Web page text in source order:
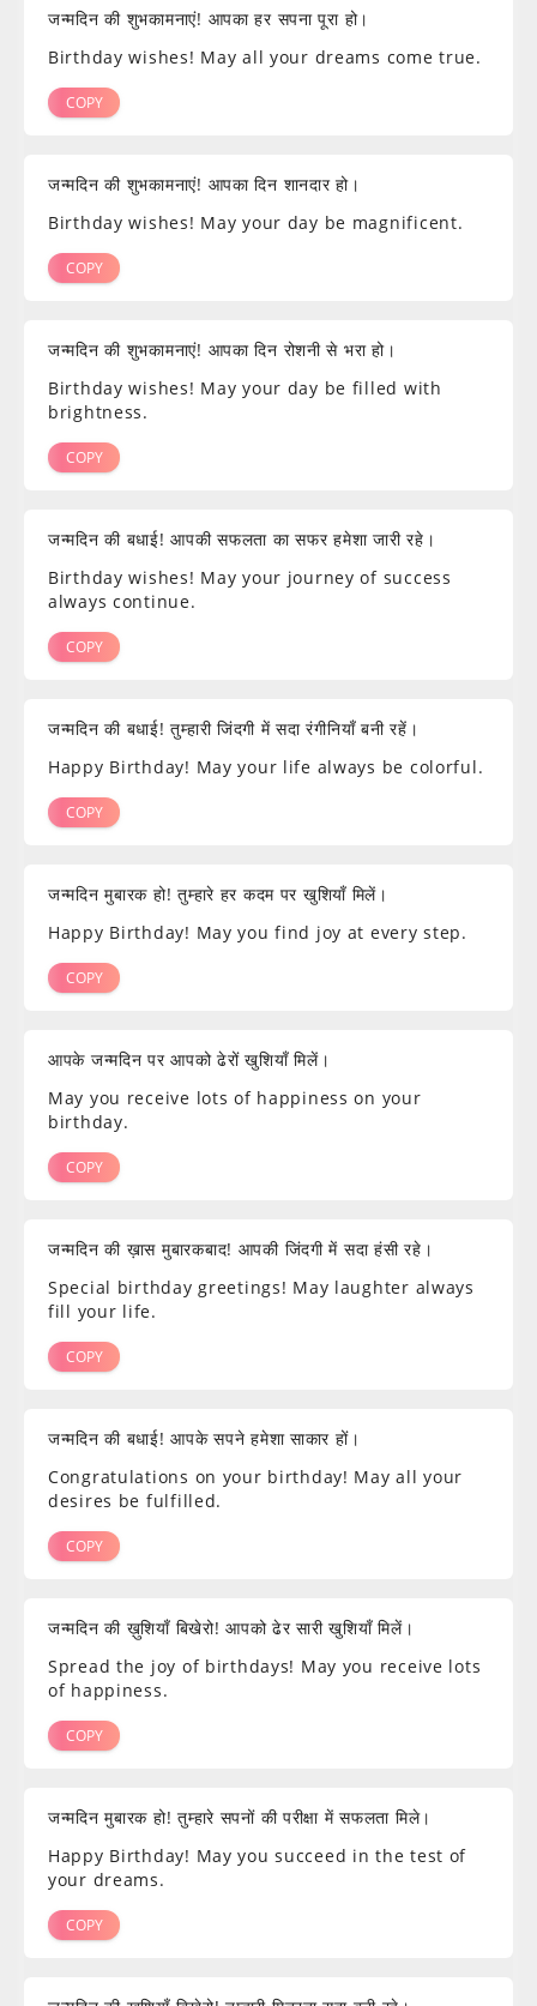
जन्मदिन की शुभकामनाएं! आपका हर सपना पूरा हो।
Birthday wishes! May all your dreams come true.
COPY
जन्मदिन की शुभकामनाएं! आपका दिन शानदार हो।
Birthday wishes! May your day be magnificent.
COPY
जन्मदिन की शुभकामनाएं! आपका दिन रोशनी से भरा हो।
Birthday wishes! May your day be filled with
brightness.
COPY
जन्मदिन की बधाई! आपकी सफलता का सफर हमेशा जारी रहे।
Birthday wishes! May your journey of success
always continue.
COPY
जन्मदिन की बधाई! तुम्हारी जिंदगी में सदा रंगीनियाँ बनी रहें।
Happy Birthday! May your life always be colorful.
COPY
जन्मदिन मुबारक हो! तुम्हारे हर कदम पर खुशियाँ मिलें।
Happy Birthday! May you find joy at every step.
COPY
आपके जन्मदिन पर आपको ढेरों खुशियाँ मिलें।
May you receive lots of happiness on your
birthday.
COPY
जन्मदिन की ख़ास मुबारकबाद! आपकी जिंदगी में सदा हंसी रहे।
Special birthday greetings! May laughter always
fill your life.
COPY
जन्मदिन की बधाई! आपके सपने हमेशा साकार हों।
Congratulations on your birthday! May all your
desires be fulfilled.
COPY
जन्मदिन की ख़ुशियाँ बिखेरो! आपको ढेर सारी खुशियाँ मिलें।
Spread the joy of birthdays! May you receive lots
of happiness.
COPY
जन्मदिन मुबारक हो! तुम्हारे सपनों की परीक्षा में सफलता मिले।
Happy Birthday! May you succeed in the test of
your dreams.
COPY